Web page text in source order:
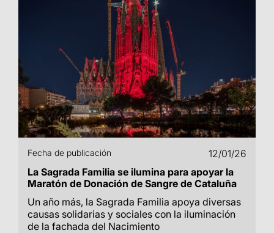
Fecha de publicación
12/01/26
La Sagrada Familia se ilumina para apoyar la
Maratón de Donación de Sangre de Cataluña
Un año más, la Sagrada Familia apoya diversas
causas solidarias y sociales con la iluminación
de la fachada del Nacimiento